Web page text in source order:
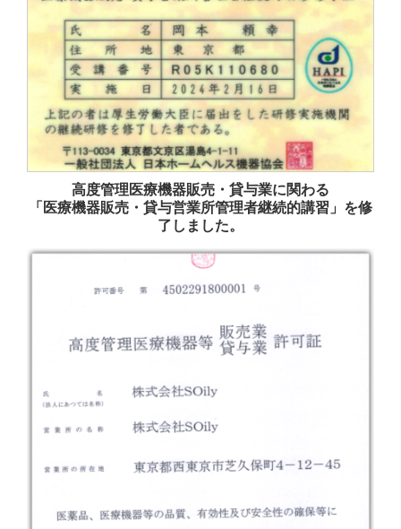
高度管理医療機器販売・貸与業に関わる
「医療機器販売・貸与営業所管理者継続的講習」を修
了しました。